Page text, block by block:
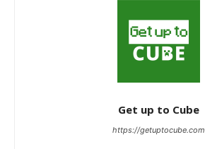
Get up to Cube
https://getuptocube.com